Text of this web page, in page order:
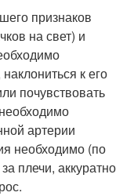
признаков
на свет) и
к его
почувствовать
артерии
необходимо (по
плечи, аккуратно